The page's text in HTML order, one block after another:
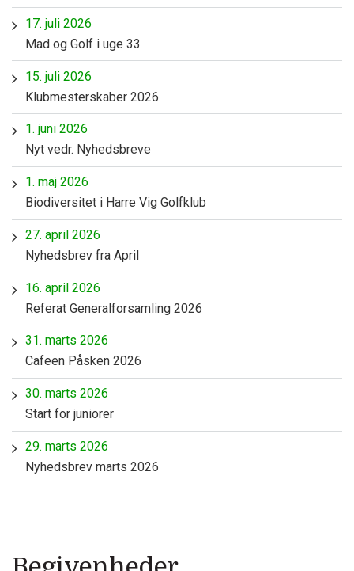
17. juli 2026
Mad og Golf i uge 33
15. juli 2026
Klubmesterskaber 2026
1. juni 2026
Nyt vedr. Nyhedsbreve
1. maj 2026
Biodiversitet i Harre Vig Golfklub
27. april 2026
Nyhedsbrev fra April
16. april 2026
Referat Generalforsamling 2026
31. marts 2026
Cafeen Påsken 2026
30. marts 2026
Start for juniorer
29. marts 2026
Nyhedsbrev marts 2026